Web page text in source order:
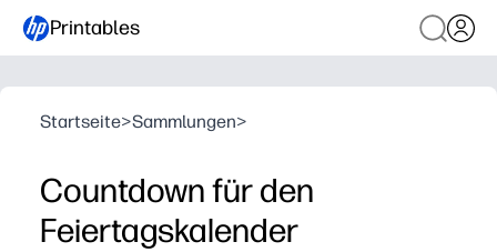
Printables
Startseite>Sammlungen>
Countdown für den
Feiertagskalender